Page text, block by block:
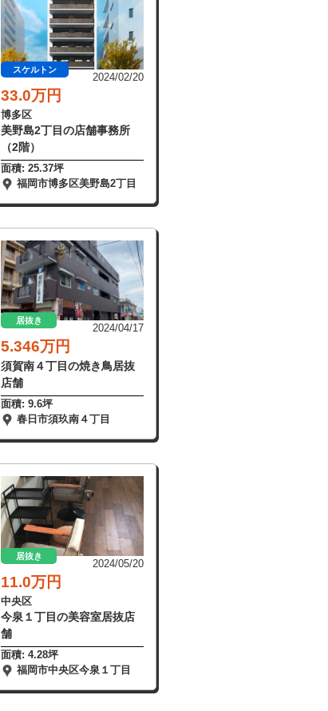
スケルトン
2024/02/20
33.0万円
博多区
美野島2丁目の店舗事務所
（2階）
面積: 25.37坪
福岡市博多区美野島2丁目
居抜き
2024/04/17
5.346万円
須賀南４丁目の焼き鳥居抜
店舗
面積: 9.6坪
春日市須玖南４丁目
居抜き
2024/05/20
11.0万円
中央区
今泉１丁目の美容室居抜店
舗
面積: 4.28坪
福岡市中央区今泉１丁目